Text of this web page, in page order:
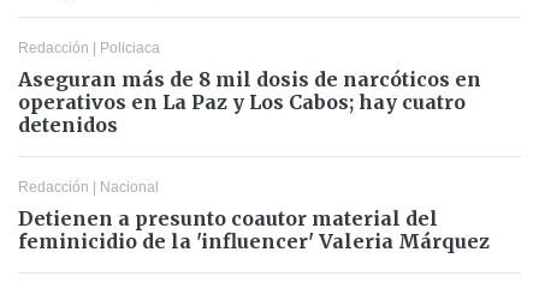
Redacción | Policiaca
Aseguran más de 8 mil dosis de narcóticos en
operativos en La Paz y Los Cabos; hay cuatro
detenidos
Redacción | Nacional
Detienen a presunto coautor material del
feminicidio de la 'influencer' Valeria Márquez